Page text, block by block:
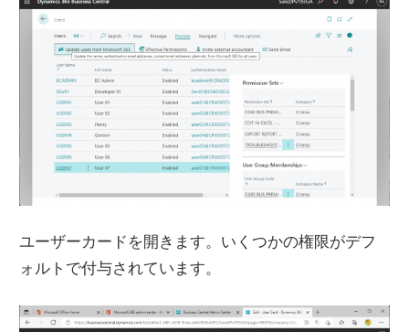
ユーザーカードを開きます。いくつかの権限がデフ
ォルトで付与されています。